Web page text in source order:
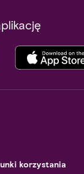
korzystania